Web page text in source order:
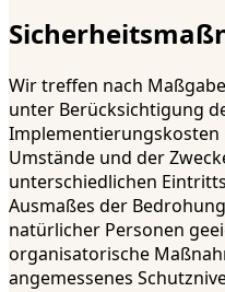
Wir treffen nach
unter Berücksichtigung
Implementierungskosten
Umstände und der
unterschiedlichen
Ausmaßes der
natürlicher Personen
organisatorische
angemessenes